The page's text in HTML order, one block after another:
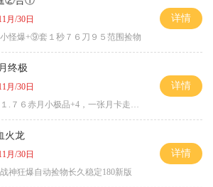
月/30日
小怪爆+⑨套１秒７６刀９５范围捡物
详情
终极
月/30日
１.７６赤月小极品+4，一张月卡走天涯c
详情
火龙
月/30日
战神狂爆自动捡物长久稳定180新版
详情